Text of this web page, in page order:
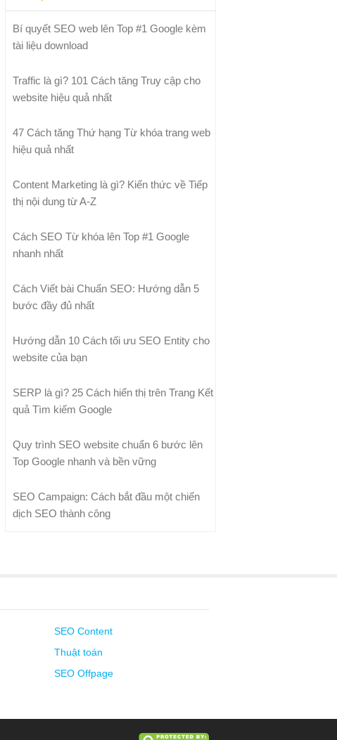
Bí quyết SEO web lên Top #1 Google kèm
tài liệu download
Traffic là gì? 101 Cách tăng Truy cập cho
website hiệu quả nhất
47 Cách tăng Thứ hạng Từ khóa trang web
hiệu quả nhất
Content Marketing là gì? Kiến thức về Tiếp
thị nội dung từ A-Z
Cách SEO Từ khóa lên Top #1 Google
nhanh nhất
Cách Viết bài Chuẩn SEO: Hướng dẫn 5
bước đầy đủ nhất
Hướng dẫn 10 Cách tối ưu SEO Entity cho
website của bạn
SERP là gì? 25 Cách hiển thị trên Trang Kết
quả Tìm kiếm Google
Quy trình SEO website chuẩn 6 bước lên
Top Google nhanh và bền vững
SEO Campaign: Cách bắt đầu một chiến
dịch SEO thành công
SEO Content
Thuật toán
SEO Offpage